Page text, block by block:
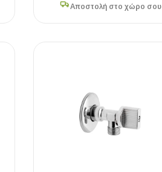
Αποστολή στο χώρο σου